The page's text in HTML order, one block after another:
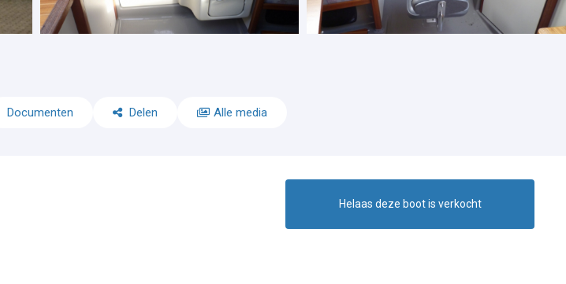
Documenten Delen Alle media
Helaas deze boot is verkocht